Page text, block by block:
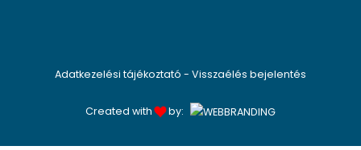
Adatkezelési tájékoztató - Visszaélés bejelentés
Created with by: